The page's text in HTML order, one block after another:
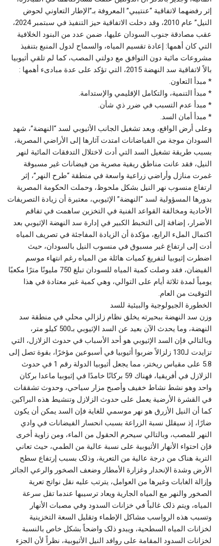
إثر رفضهما لاتفاقية “عنتيبي” المعروفة بـ”الإطار التعاوني لحوض
النيل” عام 2010، وقد دخلت الاتفاقية حيز التنفيذ في سبتمبر 2024،
عقب مصادقة جنوب السودان عليها، ضمن عدد من البنود الخلافية
التي كان أهمها: إعادة تقسيم المياه، والسماح لدول المنبع بتنفيذ
مشروعات مائية دون التوافق مع دولتي المصب، كما لم تلقي أثيوبيا
بالاً لاتفاقية سد النهضة 2015، التي تؤكد على عدة مبادىء أهمها :
* مبدأ التعاون.
* مبدأ التنمية، والتکامل الإقليمي والإستدامة.
* مبدأ عدم التسبب في ضرر ذي شأن.
* مبدأ أمان السد.
وعلى أرض الواقع، وبعد تشغيل الجانب الأثيوبي لسد “النهضة”، شهد
السودان موجة من الفياضانات امتدت آثارها إلى الأراضي المصرية،
بسبب طريقة تشغيل السد التي أدت لاختلال التدفقات المائية لنهر
النيل، فقد عانت مناطق ريفية مصرية من فيضانات غير مسبوقة
غمرت منازل وأراضي زراعية واسعة في منطقة “طرح النهر”، إثر
ارتفاع منسوب نهر النيل بشكل ملحوظ، وحملت الحكومة المصرية
بدورها المسؤولية لسد “النهضة” الإثيوبي، معتبرة أن زيادة التصريفات
الأحادية ومخالفة القواعد الفنية في التخزين ساهمت في تفاقم
الأضرار، إضافة إلى التخبط الكبير في إدارة سد النهضة الإثيوبي بعد
اكتمال الملء الرابع، مؤكدة أن الزيادة المفاجئة في تصريف المياه
أدت إلى ارتفاع غير مسبوق في منسوب النيل بالسودان، حيث
اضطرت إثيوبيا لتفريغ كميات هائلة من المياه رغم انتهاء موسم
الفيضان، فقد وصلت كمية المياه للسودان تبلغ 750 مليونًا مترًا مكعبًا
يومياً لمدة ثلاثة أيام على التوالي، وهي كمية غير معتادة في هذا
التوقيت من العام.
الخطورة الجيولوجية والبيئية للسد
وزن سد النهضة ببحيرته يخلق نظام زلزالي محلي في منطقة سد
النهضة، وما يحدث الآن بعيد عن السد الإثيوبي بـ500 كيلو متر،
وبالتالي فإن السد الإثيوبي هو أحد الأسباب في حدوث الزلازل، التي
تزايدت لـ130 زلزالاً ضربوا أثيوبيا في أسبوعين مؤخرًا، بقوة تصل إلى
5.8 على مقياس ريختر، مما يجعل أثيوبيا الدولة رقم 1 في حدوث
الزلازل في أفريقيا، فهناك 59 بركانًا خامدًا في إثيوبيا ماعدا بركان
واحد وهو نشط نشاط خفيف وأصبح مزار سياحي، وحدوث تشققات
في القشرة الأرضية يعمل على حدوث الزلازل وتنشيط هذه البراكين.
كما أن النيل الأزرق هو نهر موسمي للغاية فإن السد يمكن أن يكون
ضارًا، إذ سيقلل نسبة الزراعة بسبب انحسار الفيضانات في وادي
النهر للمصب، وبالتالي سيحرم الحقول من الماء، ومن زاوية أخرى
فإن احتواء الأنهار الأثيوبية على نسبة عالية من الطمي، حيث تعاني
التربة هناک من درجة عالية من التعرية، وذلک بسبب إرتفاع سطح
الأرض وشدة الإنحدار وغزارة الأمطار وضعف الصخور والرعي الجائر
وإزالة الغابات وغيرها من العوامل، يترتب عليه نقل نواتج تعرية
الصخور والنهر مع المياه الجارية ويعاد ترسيبها عندما تقل سرعة
المياه، ويتم ذلک غالباً في خزانات السدود وفي مصبات الأنهار
وتسبب هذه الرواسب مشاکل الإطماء وتقليل السعة التخزينية
لخزانات المياه السطحية، ويبدو ذلک واضحاً بشکل خاص بالنسبة
لخزانات السدود المقامة على روافد النيل الأثيوبية، نظراً لأن الجزء